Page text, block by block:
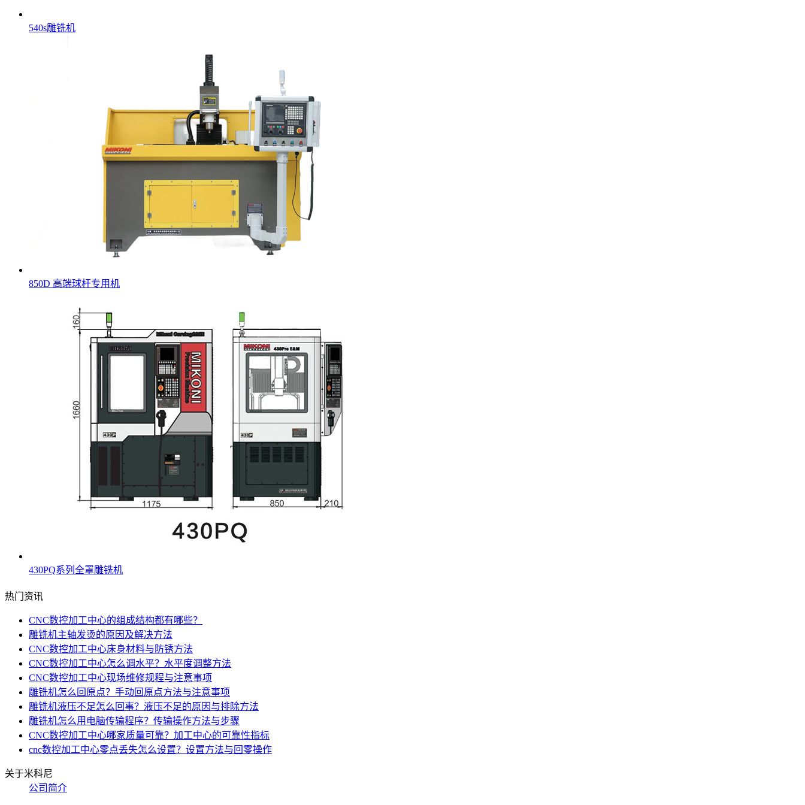
540s雕铣机
850D 高端球杆专用机
430PQ系列全罩雕铣机
热门资讯
CNC数控加工中心的组成结构都有哪些？
雕铣机主轴发烫的原因及解决方法
CNC数控加工中心床身材料与防锈方法
CNC数控加工中心怎么调水平？水平度调整方法
CNC数控加工中心现场维修规程与注意事项
雕铣机怎么回原点？手动回原点方法与注意事项
雕铣机液压不足怎么回事？液压不足的原因与排除方法
雕铣机怎么用电脑传输程序？传输操作方法与步骤
CNC数控加工中心哪家质量可靠？加工中心的可靠性指标
cnc数控加工中心零点丢失怎么设置？设置方法与回零操作
关于米科尼
公司简介